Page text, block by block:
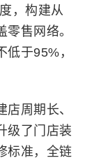
，构建从
售网络。
于95%，
周期长、
级了门店装
标准，全链